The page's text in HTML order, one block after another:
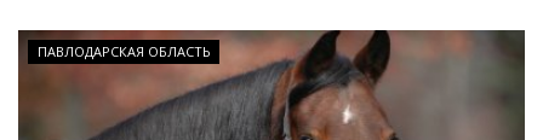
ПАВЛОДАРСКАЯ ОБЛАСТЬ